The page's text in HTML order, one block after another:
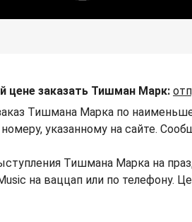
цене заказать Тишман Марк:
Тишмана Марка по
указанному на сайте.
Тишмана Марка на
на ваццап или по